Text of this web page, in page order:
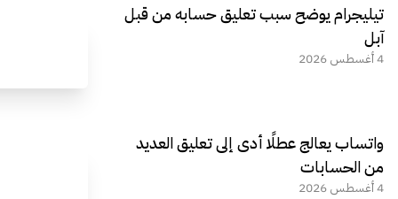
تيليجرام يوضح سبب تعليق حسابه من قبل
آبل
4 أغسطس 2026
واتساب يعالج عطلًا أدى إلى تعليق العديد
من الحسابات
4 أغسطس 2026